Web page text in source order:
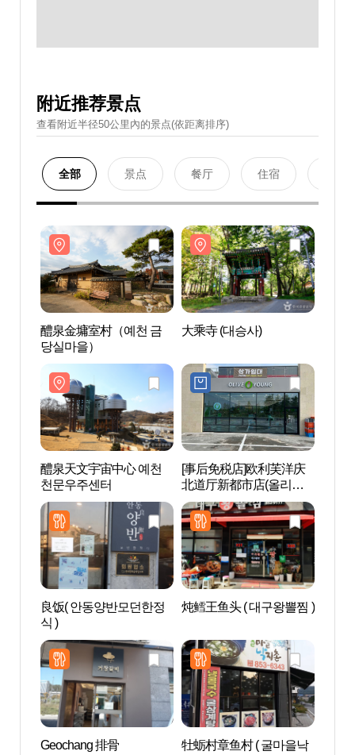
附近推荐景点
查看附近半径50公里內的景点(依距离排序)
全部 景点 餐厅 住宿
醴泉金墉室村（예천 금
당실마을）
大乘寺 (대승사)
醴泉天文宇宙中心 예천
천문우주센터
[事后免税店]欧利芙洋庆
北道厅新都市店(올리브
영 경북도청신도시점)
良饭( 안동양반모던한정
식 )
炖鳕王鱼头 ( 대구왕뽈찜 )
Geochang 排骨
牡蛎村章鱼村 ( 굴마을낙